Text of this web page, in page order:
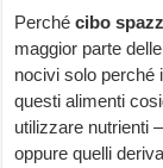
Perchécibo
maggior parte
nocivi solo perché
questi alimenti
utilizzare nutrienti
oppure quelli